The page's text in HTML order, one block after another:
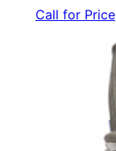
Call for Price